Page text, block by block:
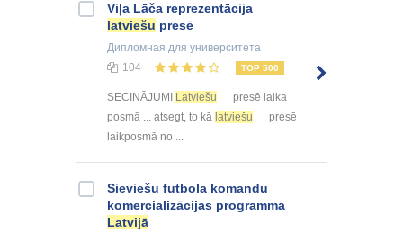
Viļa Lāča reprezentācija
latviešu presē
Дипломная для университета
104
TOP 500
SECINĀJUMI Latviešu
presē laika
posmā ... atsegt, to kā latviešu
presē
laikposmā no ...
Sieviešu futbola komandu
komercializācijas programma
Latvijā